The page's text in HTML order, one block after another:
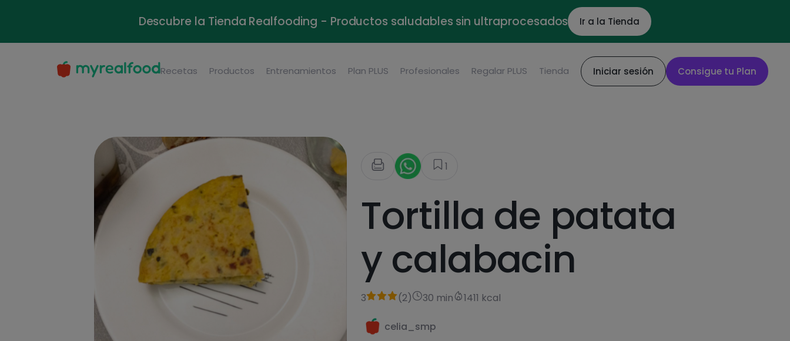
Descubre la Tienda Realfooding - Productos saludables sin ultraprocesados Ir a la Tienda
Recetas Productos Entrenamientos Plan PLUS Profesionales Regalar PLUS Tienda Iniciar sesión Consigue tu Plan
1
Tortilla de patata
y calabacin
3 (2) 30 min 1411 kcal
celia_smp